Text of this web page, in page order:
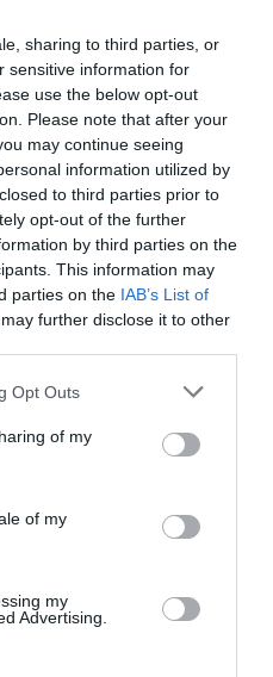
sharing to third parties, or
sensitive information for
use the below opt-out
Please note that after your
may continue seeing
information utilized by
to third parties prior to
opt-out of the further
by third parties on the
This information may
parties on the IAB’s List of
further disclose it to other
uses one or more Google
behaviour. You may click to
and its third-party tags to
purposes in below Google
Opt Outs
of my
of my
my
Advertising.